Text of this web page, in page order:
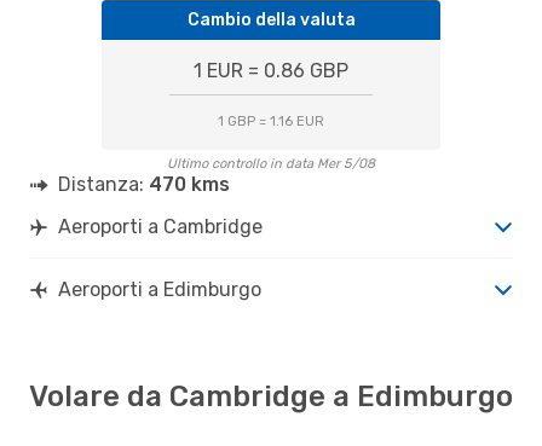
Cambio della valuta
1 EUR = 0.86 GBP
1 GBP = 1.16 EUR
Ultimo controllo in data Mer 5/08
Distanza: 470 kms
Aeroporti a Cambridge
Aeroporti a Edimburgo
Volare da Cambridge a Edimburgo